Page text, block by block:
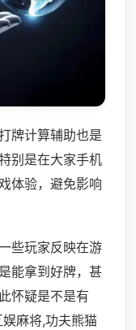
牌计算辅助也是
别是在大家手机
体验，避免影响
些玩家反映在游
能拿到好牌，甚
怀疑是不是有
麻将,功夫熊猫